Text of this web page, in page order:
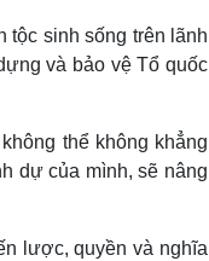
tộc sinh sống trên lãnh
và bảo vệ Tổ quốc
thể không khẳng
dự của mình, sẽ nâng
lược, quyền và nghĩa